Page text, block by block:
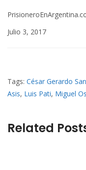
Julio 3, 2017
Tags: César Gerardo
Asis, Luis Pati, Miguel
Related